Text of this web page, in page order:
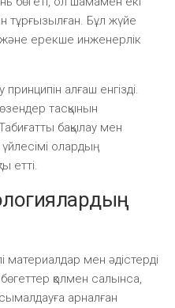
тұрғызылған. Бұл жүйе
және ерекше инженерлік
алғаш енгізді.
тасқынын
бақылау мен
олардың
етті.
материалдар мен әдістерді
қолмен салынса,
арналған